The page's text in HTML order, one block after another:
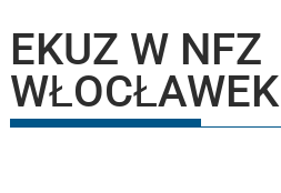
EKUZ W NFZ
WŁOCŁAWEK